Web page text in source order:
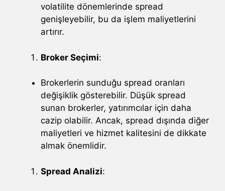
volatilite dönemlerinde spread
genişleyebilir, bu da işlem maliyetlerini
artırır.
Broker Seçimi:
Brokerlerin sunduğu spread oranları
değişiklik gösterebilir. Düşük spread
sunan brokerler, yatırımcılar için daha
cazip olabilir. Ancak, spread dışında diğer
maliyetleri ve hizmet kalitesini de dikkate
almak önemlidir.
Spread Analizi: